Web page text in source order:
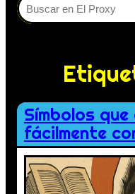
Símbolos
fácilmente